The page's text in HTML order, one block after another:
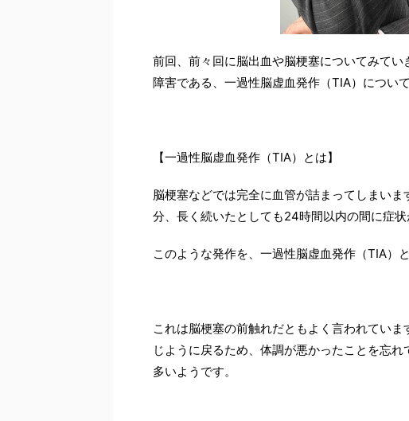
前回、前々回に脳出血や脳梗塞についてみて
障害である、一過性脳虚血発作（TIA）につい
【一過性脳虚血発作（TIA）とは】
脳梗塞などでは完全に血管が詰まってしまい
分、長く続いたとしても24時間以内の間に症状
このような発作を、一過性脳虚血発作（TIA）
これは脳梗塞の前触れだともよく言われてい
じように戻るため、体調が悪かったことを忘
多いようです。